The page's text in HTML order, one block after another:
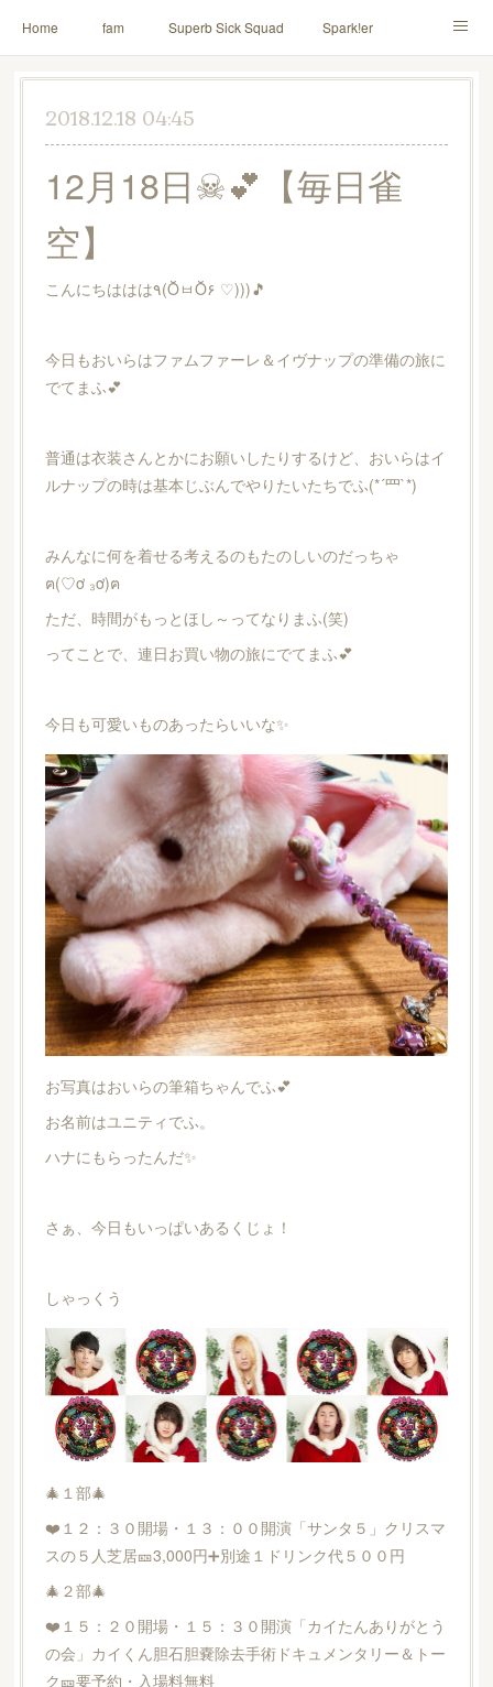
Home fam Superb Sick Squad Spark!er
M!X ♪ll nut up fam contact 「depenDANCE」
PINK THUNDER AILE! シャウト！
イルナップ強化週間
2018.12.18 04:45
12月18日☠💕【毎日雀
空】
こんにちははは٩(ŎㅂŎ۶ ♡)))🎵
今日もおいらはファムファーレ＆イヴナップの準備の旅に
でてまふ💕
普通は衣装さんとかにお願いしたりするけど、おいらはイ
ルナップの時は基本じぶんでやりたいたちでふ(*´罒`*)
みんなに何を着せる考えるのもたのしいのだっちゃ
ฅ(♡ơ ₃ơ)ฅ
ただ、時間がもっとほし～ってなりまふ(笑)
ってことで、連日お買い物の旅にでてまふ💕
今日も可愛いものあったらいいな✨
お写真はおいらの筆箱ちゃんでふ💕
お名前はユニティでふ。
ハナにもらったんだ✨
さぁ、今日もいっぱいあるくじょ！
しゃっくう
🎄１部🎄
❤️１２：３０開場・１３：００開演「サンタ５」クリスマ
スの５人芝居🎫3,000円➕別途１ドリンク代５００円
🎄２部🎄
❤️１５：２０開場・１５：３０開演「カイたんありがとう
の会」カイくん胆石胆嚢除去手術ドキュメンタリー＆トー
ク🎫要予約・入場料無料